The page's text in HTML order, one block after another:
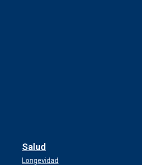
Salud
Longevidad